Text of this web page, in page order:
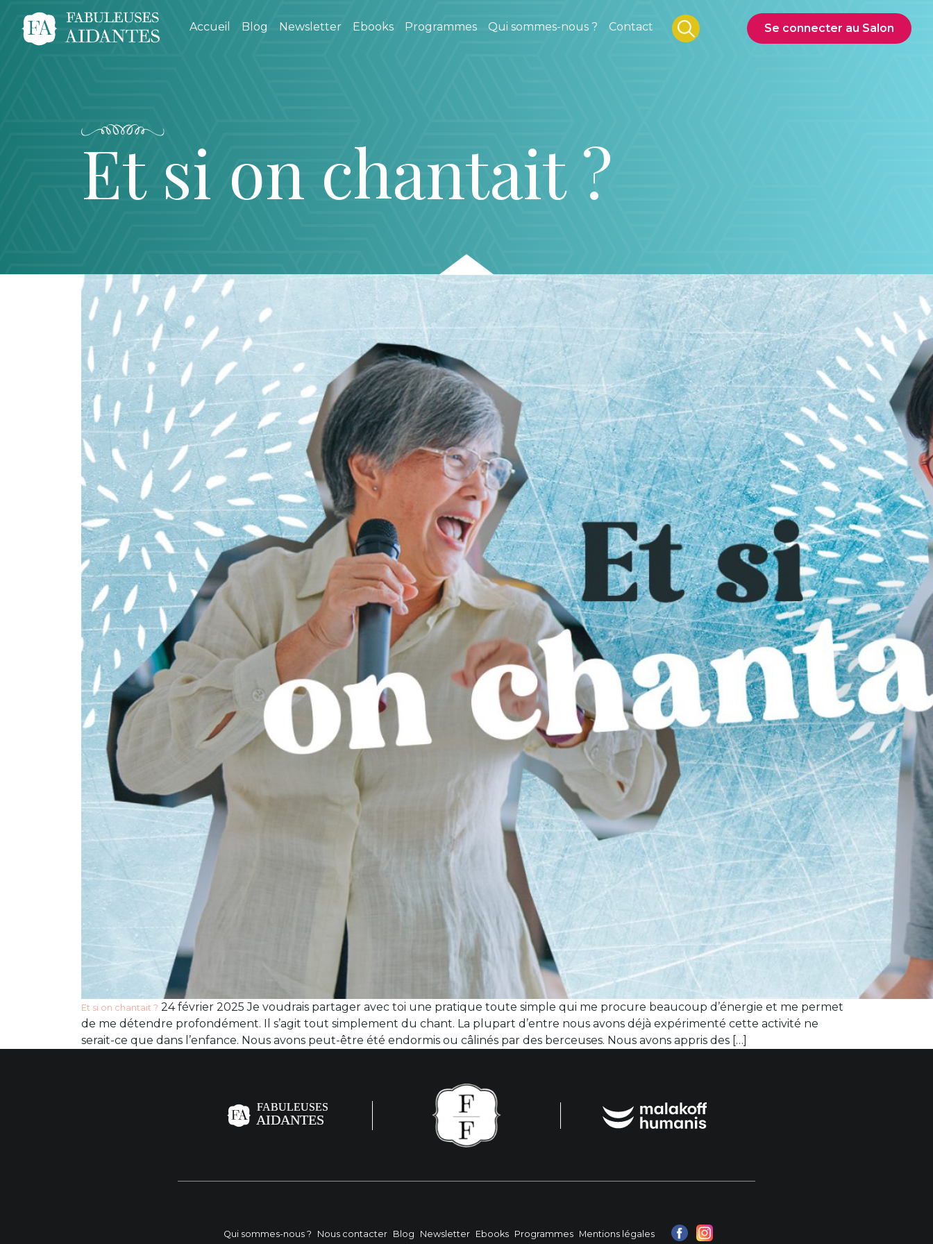
Accueil Blog Newsletter Ebooks Programmes Qui sommes-nous ? Contact Se connecter au Salon
Et si on chantait ?
Et si on chantait ? 24 février 2025 Je voudrais partager avec toi une pratique toute simple qui me procure beaucoup d’énergie et me permet
de me détendre profondément. Il s’agit tout simplement du chant. La plupart d’entre nous avons déjà expérimenté cette activité ne
serait-ce que dans l’enfance. Nous avons peut-être été endormis ou câlinés par des berceuses. Nous avons appris des […]
Qui sommes-nous ? Nous contacter Blog Newsletter Ebooks Programmes Mentions légales